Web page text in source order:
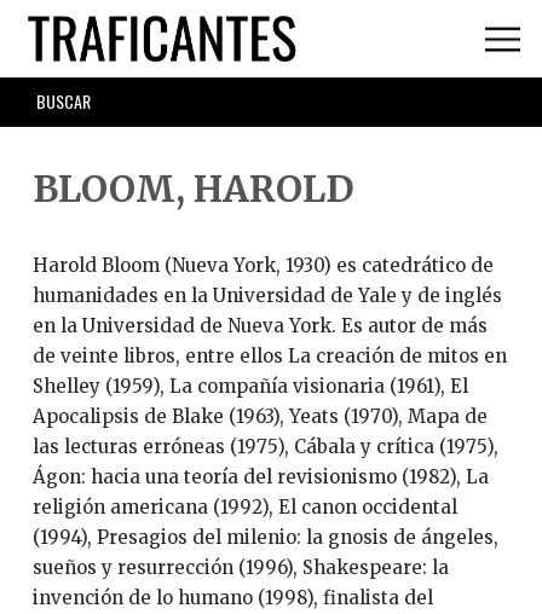
Skip
main
content
SEARCH
FORM
BLOOM, HAROLD
Harold Bloom (Nueva York, 1930) es catedrático de
humanidades en la Universidad de Yale y de inglés
en la Universidad de Nueva York. Es autor de más
de veinte libros, entre ellos La creación de mitos en
Shelley (1959), La compañía visionaria (1961), El
Apocalipsis de Blake (1963), Yeats (1970), Mapa de
las lecturas erróneas (1975), Cábala y crítica (1975),
Ágon: hacia una teoría del revisionismo (1982), La
religión americana (1992), El canon occidental
(1994), Presagios del milenio: la gnosis de ángeles,
sueños y resurrección (1996), Shakespeare: la
invención de lo humano (1998), finalista del